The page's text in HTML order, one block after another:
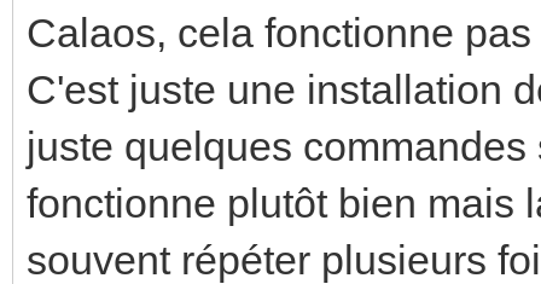
Calaos, cela fonctionne pas
C'est juste une installation
juste quelques
fonctionne plutôt bien mais
souvent répéter plusieurs